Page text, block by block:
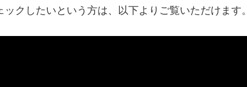
ックしたいという方は、以下よりご覧いただけます。